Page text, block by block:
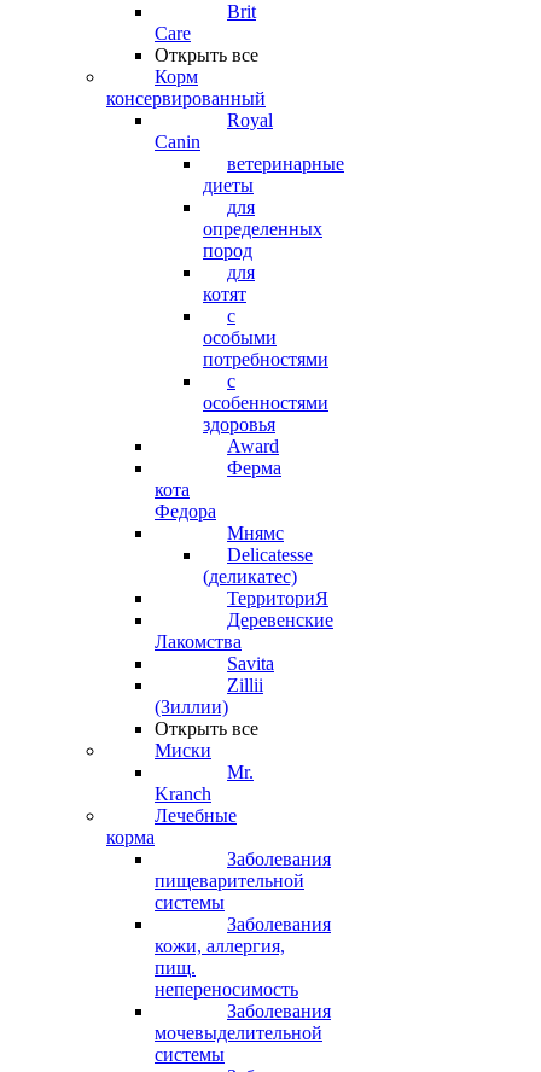
Brit
Care
Открыть все
Корм
консервированный
Royal
Canin
ветеринарные
диеты
для
определенных
пород
для
котят
с
особыми
потребностями
с
особенностями
здоровья
Award
Ферма
кота
Федора
Мнямс
Delicatesse
(деликатес)
ТерриториЯ
Деревенские
Лакомства
Savita
Zillii
(Зиллии)
Открыть все
Миски
Mr.
Kranch
Лечебные
корма
Заболевания
пищеварительной
системы
Заболевания
кожи, аллергия,
пищ.
непереносимость
Заболевания
мочевыделительной
системы